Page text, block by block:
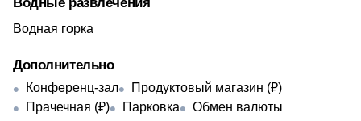
Водная горка
Дополнительно
Конференц-зал
Продуктовый магазин (₽)
Прачечная (₽)
Парковка Обмен валюты